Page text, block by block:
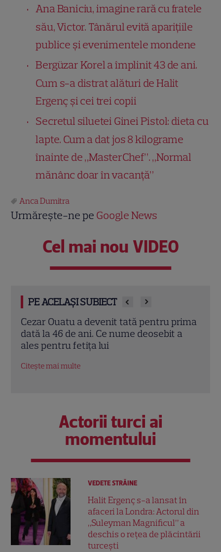
Ana Baniciu, imagine rară cu fratele
său, Victor. Tânărul evită aparițiile
publice și evenimentele mondene
Bergüzar Korel a împlinit 43 de ani.
Cum s-a distrat alături de Halit
Ergenç și cei trei copii
Secretul siluetei Ginei Pistol: dieta cu
lapte. Cum a dat jos 8 kilograme
înainte de „MasterChef”. „Normal
mănânc doar în vacanță”
Anca Dumitra
Urmărește-ne pe Google News
Cel mai nou VIDEO
PE ACELAȘI SUBIECT
Cezar Ouatu a devenit tată pentru prima
dată la 46 de ani. Ce nume deosebit a
ales pentru fetița lui
Citește mai multe
Actorii turci ai
momentului
VEDETE STRĂINE
Halit Ergenç s-a lansat în
afaceri la Londra: Actorul din
„Suleyman Magnificul” a
deschis o rețea de plăcintării
turcești